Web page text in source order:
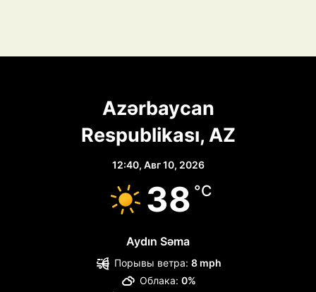
Azərbaycan
Respublikası, AZ
12:40, Авг 10, 2026
38 °C
Aydın Səma
Порывы ветра: 8 mph
Облака: 0%